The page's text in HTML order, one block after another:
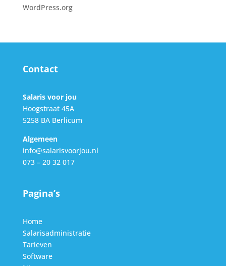
WordPress.org
Contact
Salaris voor jou
Hoogstraat 45A
5258 BA Berlicum
Algemeen
info@salarisvoorjou.nl
073 – 20 32 017
Pagina’s
Home
Salarisadministratie
Tarieven
Software